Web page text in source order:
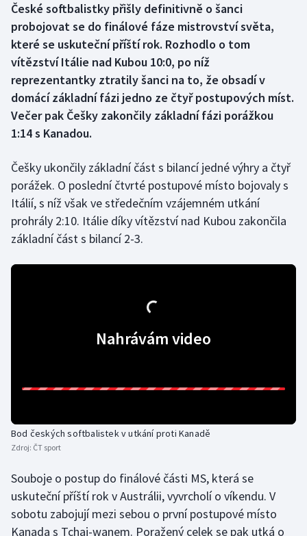
Box
Curling
Dostihy
Florbal
Golf
Gymnastika
Lezení
Lyže a snowboard
Moderní pětiboj
Motorsport
Olympijské hry
České softbalistky přišly definitivně o šanci
probojovat se do finálové fáze mistrovství světa,
které se uskuteční příští rok. Rozhodlo o tom
vítězství Itálie nad Kubou 10:0, po níž
reprezentantky ztratily šanci na to, že obsadí v
domácí základní fázi jedno ze čtyř postupových míst.
Večer pak Češky zakončily základní fázi porážkou
1:14 s Kanadou.
Češky ukončily základní část s bilancí jedné výhry a čtyř
porážek. O poslední čtvrté postupové místo bojovaly s
Itálií, s níž však ve středečním vzájemném utkání
prohrály 2:10. Itálie díky vítězství nad Kubou zakončila
základní část s bilancí 2-3.
Nahrávám video
Bod českých softbalistek v utkání proti Kanadě
Zdroj: ČT sport
Souboje o postup do finálové části MS, která se
uskuteční příští rok v Austrálii, vyvrcholí o víkendu. V
sobotu zabojují mezi sebou o první postupové místo
Kanada s Tchaj-wanem. Poražený celek se pak utká o